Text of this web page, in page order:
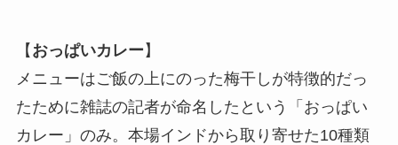
【 おっぱいカレー 】
メニューはご飯の上にのった梅干しが特徴的だっ
たために雑誌の記者が命名したという「おっぱい
カレー」のみ。本場インドから取り寄せた10種類